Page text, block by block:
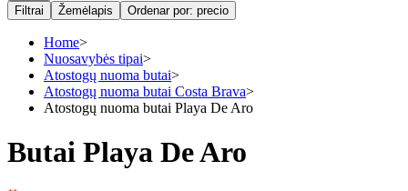
Filtrai Žemėlapis Ordenar por: precio
Home>
Nuosavybės tipai>
Atostogų nuoma butai>
Atostogų nuoma butai Costa Brava>
Atostogų nuoma butai Playa De Aro
Butai Playa De Aro